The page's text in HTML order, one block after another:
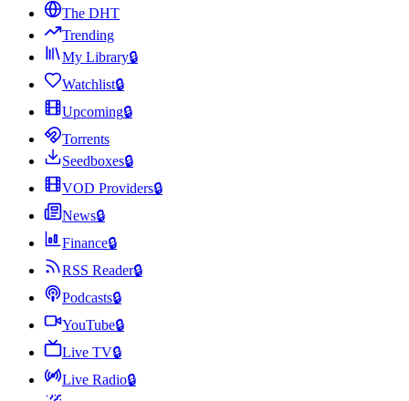
The DHT
Trending
My Library🔒
Watchlist🔒
Upcoming🔒
Torrents
Seedboxes🔒
VOD Providers🔒
News🔒
Finance🔒
RSS Reader🔒
Podcasts🔒
YouTube🔒
Live TV🔒
Live Radio🔒